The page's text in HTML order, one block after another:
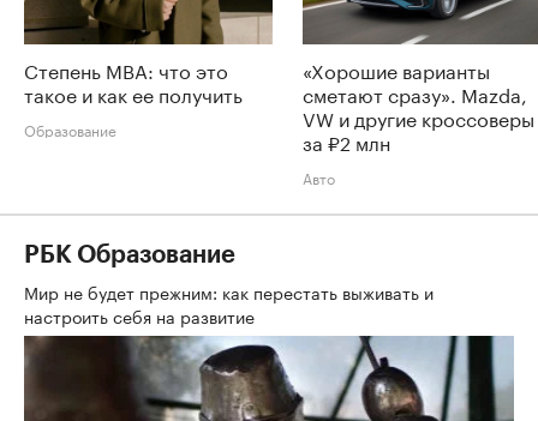
Степень MBA: что это
такое и как ее получить
Образование
«Хорошие варианты
сметают сразу». Mazda,
VW и другие кроссоверы
за ₽2 млн
Авто
РБК Образование
Мир не будет прежним: как перестать выживать и
настроить себя на развитие